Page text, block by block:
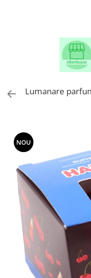
Lumanare
NOU